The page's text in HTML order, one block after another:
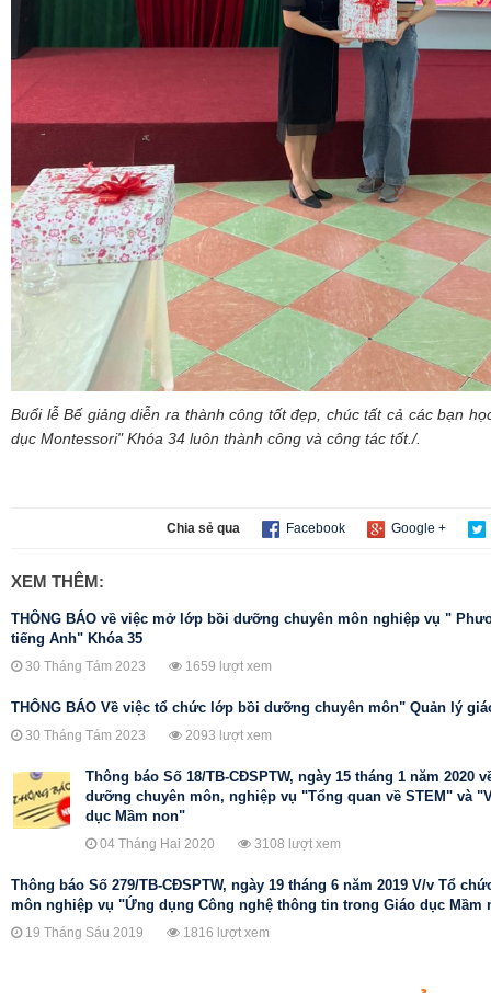
Buổi lễ Bế giảng diễn ra thành công tốt đẹp, chúc tất cả các bạn
dục Montessori" Khóa 34 luôn thành công và công tác tốt./.
Chia sẻ qua Facebook Google +
XEM THÊM:
THÔNG BÁO về việc mở lớp bồi dưỡng chuyên môn nghiệp vụ "
tiếng Anh" Khóa 35
30 Tháng Tám 2023 1659 lượt xem
THÔNG BÁO Về việc tổ chức lớp bồi dưỡng chuyên môn" Quản lý
30 Tháng Tám 2023 2093 lượt xem
Thông báo Số 18/TB-CĐSPTW, ngày 15 tháng 1 năm 2020
dưỡng chuyên môn, nghiệp vụ "Tổng quan về STEM" và
dục Mầm non"
04 Tháng Hai 2020 3108 lượt xem
Thông báo Số 279/TB-CĐSPTW, ngày 19 tháng 6 năm 2019 V/v Tổ
môn nghiệp vụ "Ứng dụng Công nghệ thông tin trong Giáo dục Mầm
19 Tháng Sáu 2019 1816 lượt xem